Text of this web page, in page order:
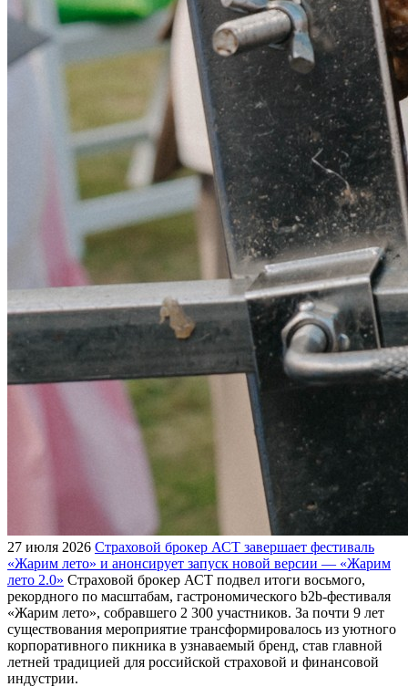
27 июля 2026 Страховой брокер АСТ завершает фестиваль
«Жарим лето» и анонсирует запуск новой версии — «Жарим
лето 2.0» Страховой брокер АСТ подвел итоги восьмого,
рекордного по масштабам, гастрономического b2b-фестиваля
«Жарим лето», собравшего 2 300 участников. За почти 9 лет
существования мероприятие трансформировалось из уютного
корпоративного пикника в узнаваемый бренд, став главной
летней традицией для российской страховой и финансовой
индустрии.